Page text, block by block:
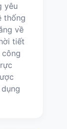
yêu
thống
về
tiết